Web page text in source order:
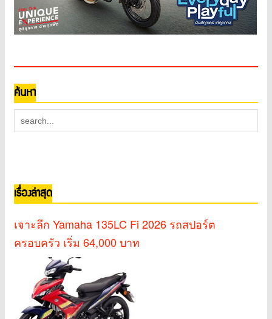
ค้นหา
เรื่องล่าสุด
เจาะลึก Yamaha 135LC Fi 2026 รถสปอร์ต
ครอบครัว เริ่ม 64,000 บาท